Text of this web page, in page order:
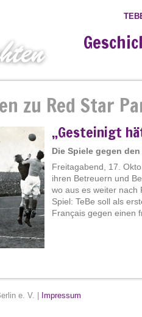
zu Red Star
„Gesteinigt
Die Spiele gegen
Freitagabend, 17.
ihren Betreuern und
wo aus es weiter nach
Spiel: TeBe soll als
Français gegen einen
e. V. | Impressum